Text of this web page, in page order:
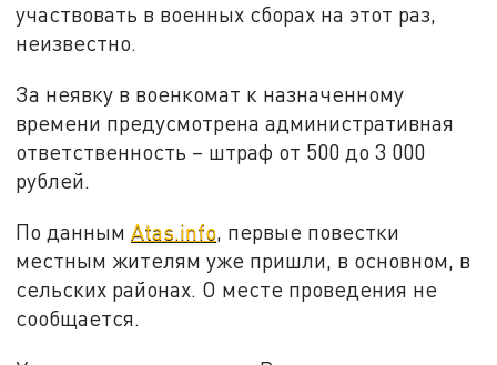
участвовать в военных сборах на этот раз,
неизвестно.
За неявку в военкомат к назначенному
времени предусмотрена административная
ответственность – штраф от 500 до 3 000
рублей.
По даннымAtas.info, первые повестки
местным жителям уже пришли, в основном, в
сельских районах. О месте проведения не
сообщается.